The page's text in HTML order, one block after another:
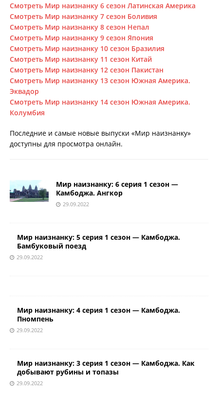
Смотреть Мир наизнанку 6 сезон Латинская Америка
Смотреть Мир наизнанку 7 сезон Боливия
Смотреть Мир наизнанку 8 сезон Непал
Смотреть Мир наизнанку 9 сезон Япония
Смотреть Мир наизнанку 10 сезон Бразилия
Смотреть Мир наизнанку 11 сезон Китай
Смотреть Мир наизнанку 12 сезон Пакистан
Смотреть Мир наизнанку 13 сезон Южная Америка.
Эквадор
Смотреть Мир наизнанку 14 сезон Южная Америка.
Колумбия
Последние и самые новые выпуски «Мир наизнанку»
доступны для просмотра онлайн.
Мир наизнанку: 6 серия 1 сезон —
Камбоджа. Ангкор
29.09.2022
Мир наизнанку: 5 серия 1 сезон — Камбоджа.
Бамбуковый поезд
29.09.2022
Мир наизнанку: 4 серия 1 сезон — Камбоджа.
Пномпень
29.09.2022
Мир наизнанку: 3 серия 1 сезон — Камбоджа. Как
добывают рубины и топазы
29.09.2022